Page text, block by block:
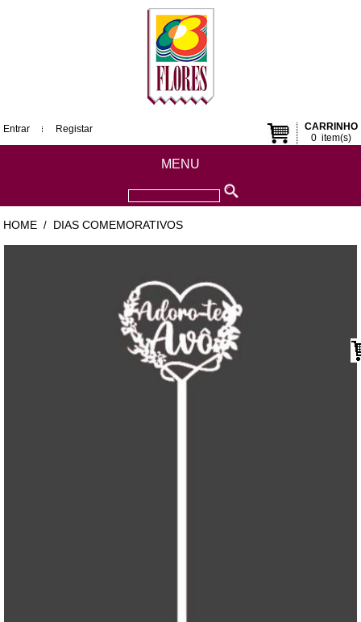
CARRINHO
0item(s)
Entrar Registar
MENU
HOME / DIAS COMEMORATIVOS